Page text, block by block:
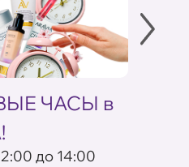
ЧАСЫ в
до 14:00